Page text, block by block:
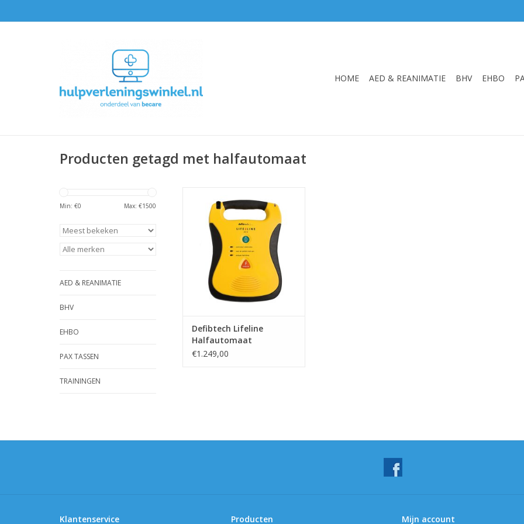
HOME AED & REANIMATIE BHV EHBO
Producten getagd met halfautomaat
Min: €0 Max: €1500
AED & REANIMATIE
BHV
EHBO
PAX TASSEN
TRAININGEN
Halfautomatisch met eenvoudige
TOEVOEGEN AAN WINKELWAGEN
Defibtech Lifeline
Halfautomaat
€1.249,00
Klantenservice Producten Mijn account